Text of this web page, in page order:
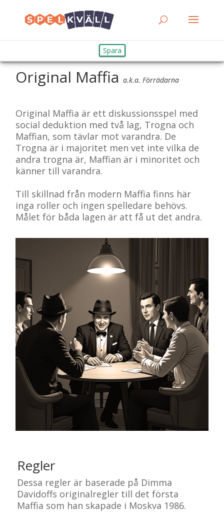
Spara
Original Maffiaa.k.a. Förrädarna
Original Maffia är ett diskussionsspel med
social deduktion med två lag, Trogna och
Maffian, som tävlar mot varandra. De
Trogna är i majoritet men vet inte vilka de
andra trogna är, Maffian är i minoritet och
känner till varandra.
Till skillnad från modern Maffia finns här
inga roller och ingen spelledare behövs.
Målet för båda lagen är att få ut det andra.
Regler
Dessa regler är baserade på Dimma
Davidoffs originalregler till det första
Maffia som han skapade i Moskva 1986.